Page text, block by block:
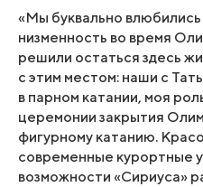
«Мы буквально
низменность во время
решили остаться здесь
с этим местом: наши с
в парном катании, моя
церемонии закрытия
фигурному катанию.
современные курортные
возможности «Сириуса»